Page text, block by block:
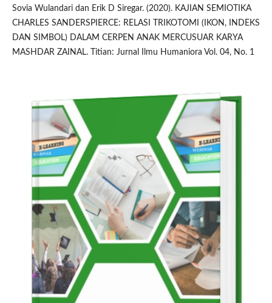
Sovia Wulandari dan Erik D Siregar. (2020). KAJIAN SEMIOTIKA
CHARLES SANDERSPIERCE: RELASI TRIKOTOMI (IKON, INDEKS
DAN SIMBOL) DALAM CERPEN ANAK MERCUSUAR KARYA
MASHDAR ZAINAL. Titian: Jurnal Ilmu Humaniora Vol. 04, No. 1